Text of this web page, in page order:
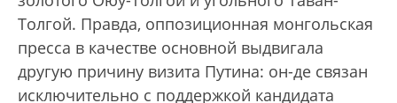
Толгой. Правда, оппозиционная монгольская
пресса в качестве основной выдвигала
другую причину визита Путина: он-де связан
исключительно с поддержкой кандидата